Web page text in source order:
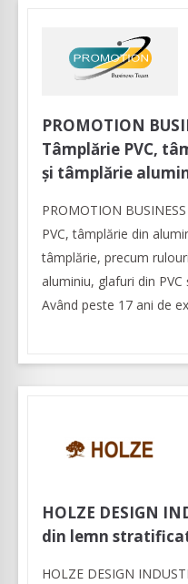
PROMOTION
Tâmplărie PVC,
și tâmplărie
PROMOTION
PVC, tâmplărie din
tâmplărie, precum
aluminiu, glafuri din
Având peste 17 ani de
HOLZE DESIGN
din lemn
HOLZE DESIGN